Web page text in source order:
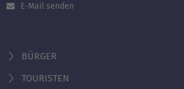
E-Mail senden
BÜRGER
TOURISTEN